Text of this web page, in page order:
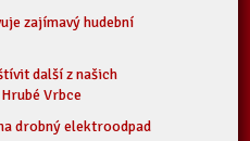
zajímavý hudební
další z našich
Vrbce
drobný elektroodpad